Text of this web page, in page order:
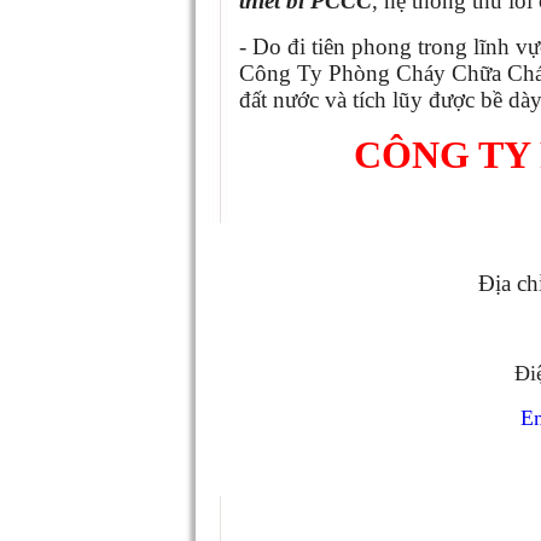
- Do đi tiên phong trong lĩnh
Công Ty Phòng Cháy Chữa
đất nước và tích lũy được bề
CÔNG
Địa